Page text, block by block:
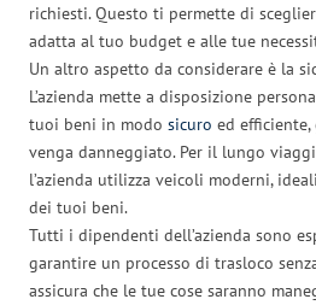
richiesti. Questo ti permette di
adatta al tuo budget e alle tue
Un altro aspetto da considerare è la
L’azienda mette a disposizione
tuoi beni in modo sicuro ed
venga danneggiato. Per il lungo
l’azienda utilizza veicoli moderni,
dei tuoi beni.
Tutti i dipendenti dell’azienda sono
garantire un processo di trasloco
assicura che le tue cose saranno